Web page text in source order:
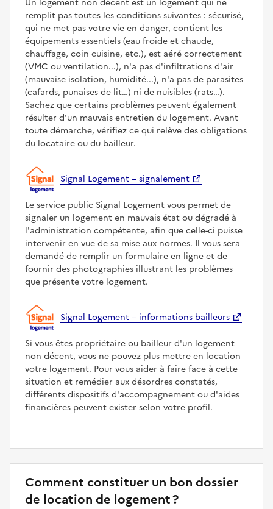
remplit pas toutes les conditions suivantes : sécurisé,
qui ne met pas votre vie en danger, contient les
équipements essentiels (eau froide et chaude,
chauffage, coin cuisine, etc.), est aéré correctement
(VMC ou ventilation...), n'a pas d'infiltrations d'air
(mauvaise isolation, humidité...), n'a pas de parasites
(cafards, punaises de lit…) ni de nuisibles (rats…).
Sachez que certains problèmes peuvent également
résulter d'un mauvais entretien du logement. Avant
toute démarche, vérifiez ce qui relève des obligations
du locataire ou du bailleur.
Signal Logement – signalement
Le service public Signal Logement vous permet de
signaler un logement en mauvais état ou dégradé à
l'administration compétente, afin que celle-ci puisse
intervenir en vue de sa mise aux normes. Il vous sera
demandé de remplir un formulaire en ligne et de
fournir des photographies illustrant les problèmes
que présente votre logement.
Signal Logement – informations bailleurs
Si vous êtes propriétaire ou bailleur d'un logement
non décent, vous ne pouvez plus mettre en location
votre logement. Pour vous aider à faire face à cette
situation et remédier aux désordres constatés,
différents dispositifs d'accompagnement ou d'aides
financières peuvent exister selon votre profil.
Comment constituer un bon dossier
de location de logement ?